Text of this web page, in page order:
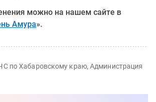
можно на нашем сайте в
Амура».
по Хабаровскому краю, Администрация